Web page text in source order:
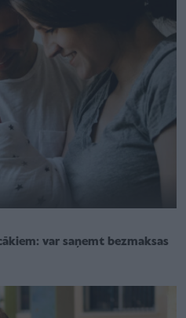
var saņemt bezmaksas